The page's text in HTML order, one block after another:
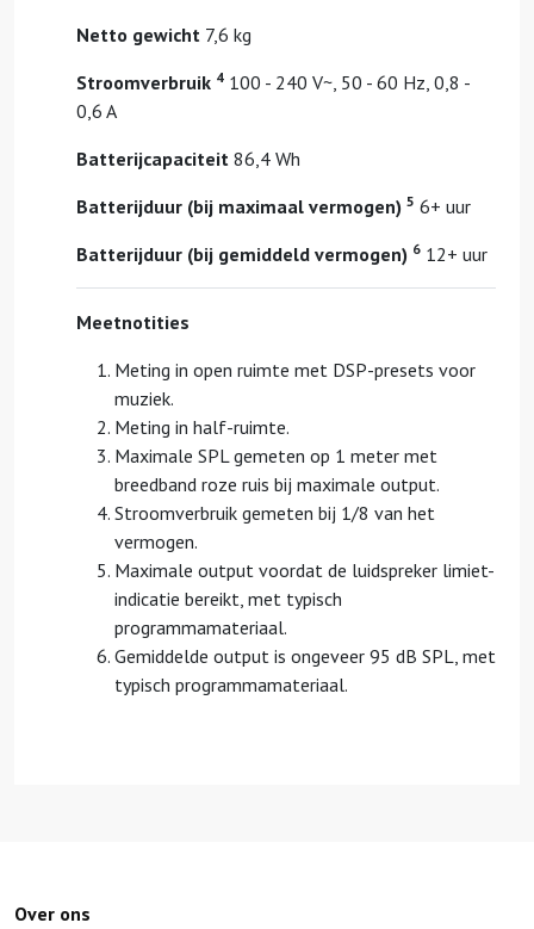
Netto gewicht 7,6 kg
Stroomverbruik 4 100 - 240 V~, 50 - 60 Hz, 0,8 -
0,6 A
Batterijcapaciteit 86,4 Wh
Batterijduur (bij maximaal vermogen) 5 6+ uur
Batterijduur (bij gemiddeld vermogen) 6 12+ uur
Meetnotities
Meting in open ruimte met DSP-presets voor
muziek.
Meting in half-ruimte.
Maximale SPL gemeten op 1 meter met
breedband roze ruis bij maximale output.
Stroomverbruik gemeten bij 1/8 van het
vermogen.
Maximale output voordat de luidspreker limiet-
indicatie bereikt, met typisch
programmamateriaal.
Gemiddelde output is ongeveer 95 dB SPL, met
typisch programmamateriaal.
Over ons